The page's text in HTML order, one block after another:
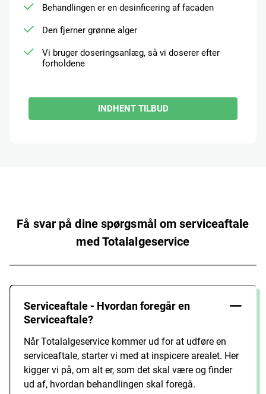
Behandlingen er en desinficering af facaden
Den fjerner grønne alger
Vi bruger doseringsanlæg, så vi doserer efter
forholdene
INDHENT TILBUD
Få svar på dine spørgsmål om serviceaftale
med Totalalgeservice
Serviceaftale - Hvordan foregår en
Serviceaftale?
Når Totalalgeservice kommer ud for at udføre en
serviceaftale, starter vi med at inspicere arealet. Her
kigger vi på, om alt er, som det skal være og finder
ud af, hvordan behandlingen skal foregå.